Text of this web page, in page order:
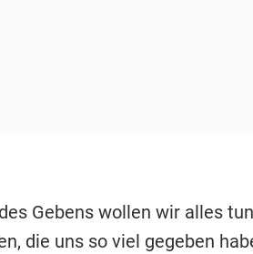
Gebens wollen wir alles
die uns so viel gegeben